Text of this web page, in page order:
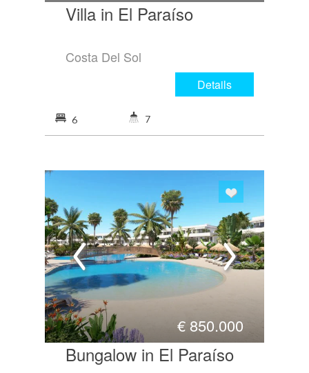
Villa in El Paraíso
Costa Del Sol
Details
6 7
€ 850.000
Bungalow in El Paraíso